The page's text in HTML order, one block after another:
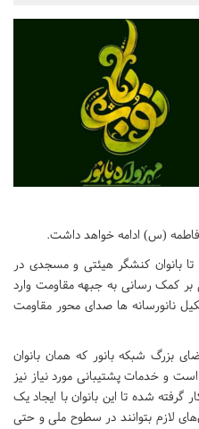
(س) ادامه خواهد داشت.
بانوان کنشگر هیئتی و مسجدی در
بر کمک رسانی به جبهه مقاومت وارد
نانورسانه ها صدای محور مقاومت
بزرگ شبکه بانور که همان بانوان
و خدمات پشتیبانی مورد نیاز نیز
گرفته شده تا این بانوان با ایجاد یک
لازم بتوانند در سطوح ملی و حتی